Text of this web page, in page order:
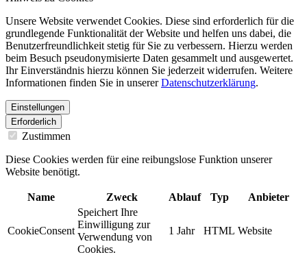
Unsere Website verwendet Cookies. Diese sind erforderlich für die
grundlegende Funktionalität der Website und helfen uns dabei, die
Benutzerfreundlichkeit stetig für Sie zu verbessern. Hierzu werden
beim Besuch pseudonymisierte Daten gesammelt und ausgewertet.
Ihr Einverständnis hierzu können Sie jederzeit widerrufen. Weitere
Informationen finden Sie in unsererDatenschutzerklärung.
Einstellungen
Erforderlich
Zustimmen
Diese Cookies werden für eine reibungslose Funktion unserer
Website benötigt.
Name Zweck Ablauf Typ Anbieter
CookieConsent
Speichert Ihre
Einwilligung zur
Verwendung von
Cookies.
1 Jahr HTML Website